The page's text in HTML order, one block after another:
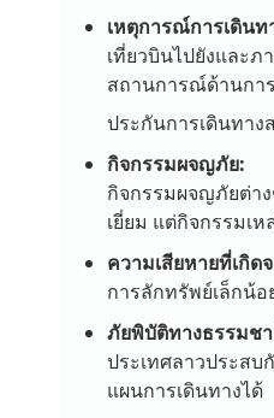
เหตุการณ์การเดิน
เที่ยวบินไปยังและภ
สถานการณ์ด้านกา
ประกันการเดินทา
กิจกรรมผจญภัย:
กิจกรรมผจญภัยต่า
เยี่ยม แต่กิจกรรมเ
ความเสียหายที่เกิด
การลักทรัพย์เล็กน้
ภัยพิบัติทางธรรมช
ประเทศลาวประส
แผนการเดินทางได้